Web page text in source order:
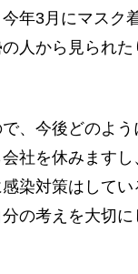
年3月にマスク
人から見られ
、今後どのよ
社を休みます
染対策はして
の考えを大切に